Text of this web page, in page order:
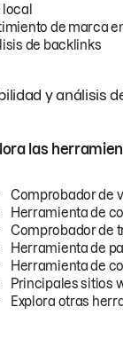
local
de marca
de backlinks
y análisis
las
Comprobador de
Herramienta de
Comprobador de
Herramienta de
Herramienta de
Principales sitios
Explora otras